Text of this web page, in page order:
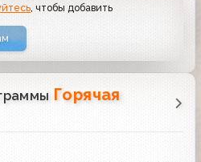
, чтобы добавить
Горячая